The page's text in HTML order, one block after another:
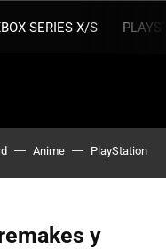
SERIES X/S
Anime PlayStation
y